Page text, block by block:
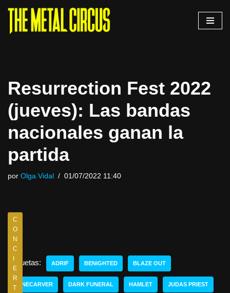
Saltar
Resurrection Fest 2022
(jueves): Las bandas
nacionales ganan la
partida
por Olga Vidal 01/07/2022 11:40
C
O
N
C
I
E
R
T
Etiquetas: ADRIF BENIGHTED BLAZE OUT
BONECARVER DARK FUNERAL HAMLET JUDAS PRIEST